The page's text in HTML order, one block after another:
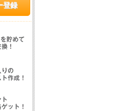
登録